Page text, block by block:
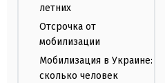
летних
Отсрочка от
мобилизации
Мобилизация в Украине:
сколько человек